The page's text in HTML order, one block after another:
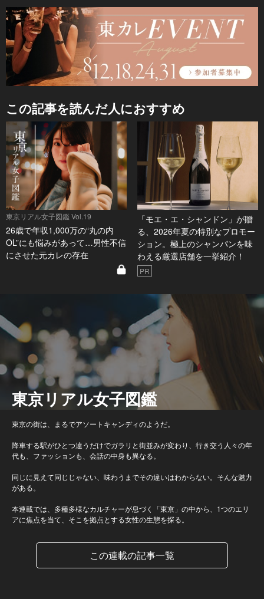
この記事を読んだ人におすすめ
東京リアル女子図鑑 Vol.19
26歳で年収1,000万の“丸の内
OL”にも悩みがあって…男性不信
にさせた元カレの存在
「モエ・エ・シャンドン」が贈
る、2026年夏の特別なプロモー
ション。極上のシャンパンを味
わえる厳選店舗を一挙紹介！
PR
東京リアル女子図鑑
東京の街は、まるでアソートキャンディのようだ。
降車する駅がひとつ違うだけでガラリと街並みが変わり、行き交う人々の年
代も、ファッションも、会話の中身も異なる。
同じに見えて同じじゃない、味わうまでその違いはわからない。そんな魅力
がある。
本連載では、多種多様なカルチャーが息づく「東京」の中から、1つのエリ
アに焦点を当て、そこを拠点とする女性の生態を探る。
この連載の記事一覧